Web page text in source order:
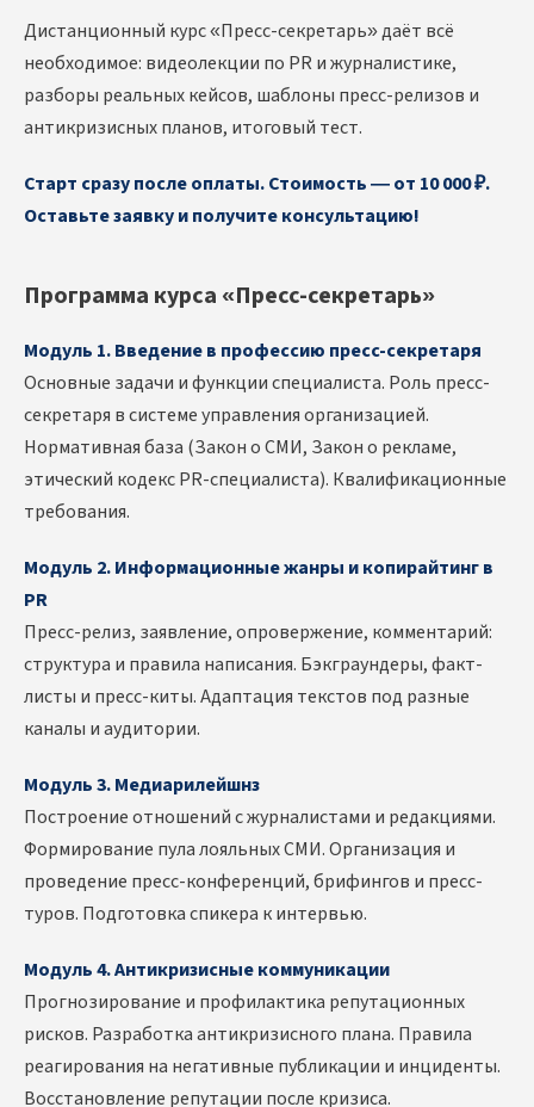
Дистанционный курс «Пресс-секретарь» даёт всё
необходимое: видеолекции по PR и журналистике,
разборы реальных кейсов, шаблоны пресс-релизов и
антикризисных планов, итоговый тест.
Старт сразу после оплаты. Стоимость — от 10 000 ₽.
Оставьте заявку и получите консультацию!
Программа курса «Пресс-секретарь»
Модуль 1. Введение в профессию пресс-секретаря
Основные задачи и функции специалиста. Роль пресс-
секретаря в системе управления организацией.
Нормативная база (Закон о СМИ, Закон о рекламе,
этический кодекс PR-специалиста). Квалификационные
требования.
Модуль 2. Информационные жанры и копирайтинг в
PR
Пресс-релиз, заявление, опровержение, комментарий:
структура и правила написания. Бэкграундеры, факт-
листы и пресс-киты. Адаптация текстов под разные
каналы и аудитории.
Модуль 3. Медиарилейшнз
Построение отношений с журналистами и редакциями.
Формирование пула лояльных СМИ. Организация и
проведение пресс-конференций, брифингов и пресс-
туров. Подготовка спикера к интервью.
Модуль 4. Антикризисные коммуникации
Прогнозирование и профилактика репутационных
рисков. Разработка антикризисного плана. Правила
реагирования на негативные публикации и инциденты.
Восстановление репутации после кризиса.